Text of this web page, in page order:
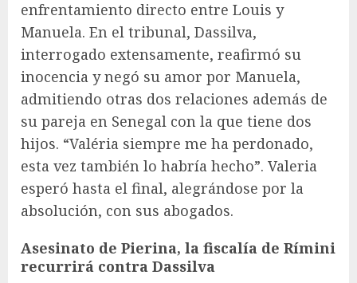
enfrentamiento directo entre Louis y
Manuela. En el tribunal, Dassilva,
interrogado extensamente, reafirmó su
inocencia y negó su amor por Manuela,
admitiendo otras dos relaciones además de
su pareja en Senegal con la que tiene dos
hijos. “Valéria siempre me ha perdonado,
esta vez también lo habría hecho”. Valeria
esperó hasta el final, alegrándose por la
absolución, con sus abogados.
Asesinato de Pierina, la fiscalía de Rímini
recurrirá contra Dassilva